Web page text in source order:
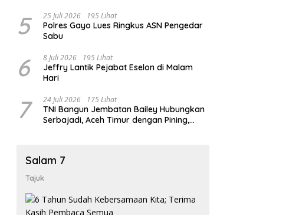
5 25 Juli 2026 195 Lihat
Polres Gayo Lues Ringkus ASN Pengedar
Sabu
6 8 Juli 2026 195 Lihat
Jeffry Lantik Pejabat Eselon di Malam
Hari
7 24 Juli 2026 175 Lihat
TNI Bangun Jembatan Bailey Hubungkan
Serbajadi, Aceh Timur dengan Pining,
Salam 7
Tajuk